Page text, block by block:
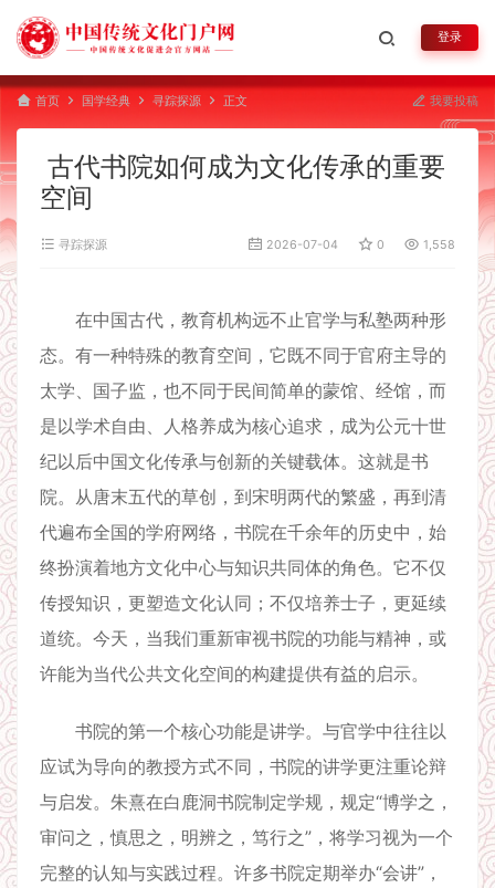
登录
首页 国学经典 寻踪探源 正文 我要投稿
古代书院如何成为文化传承的重要
空间
寻踪探源 2026-07-04 0 1,558
在中国古代，教育机构远不止官学与私塾两种形
态。有一种特殊的教育空间，它既不同于官府主导的
太学、国子监，也不同于民间简单的蒙馆、经馆，而
是以学术自由、人格养成为核心追求，成为公元十世
纪以后中国文化传承与创新的关键载体。这就是书
院。从唐末五代的草创，到宋明两代的繁盛，再到清
代遍布全国的学府网络，书院在千余年的历史中，始
终扮演着地方文化中心与知识共同体的角色。它不仅
传授知识，更塑造文化认同；不仅培养士子，更延续
道统。今天，当我们重新审视书院的功能与精神，或
许能为当代公共文化空间的构建提供有益的启示。
书院的第一个核心功能是讲学。与官学中往往以
应试为导向的教授方式不同，书院的讲学更注重论辩
与启发。朱熹在白鹿洞书院制定学规，规定“博学之，
审问之，慎思之，明辨之，笃行之”，将学习视为一个
完整的认知与实践过程。许多书院定期举办“会讲”，